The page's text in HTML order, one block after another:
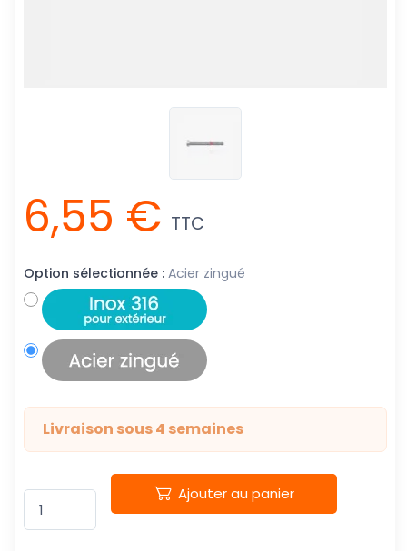
6,55 € TTC
Option sélectionnée : Acier zingué
Livraison sous 4 semaines
Ajouter au panier